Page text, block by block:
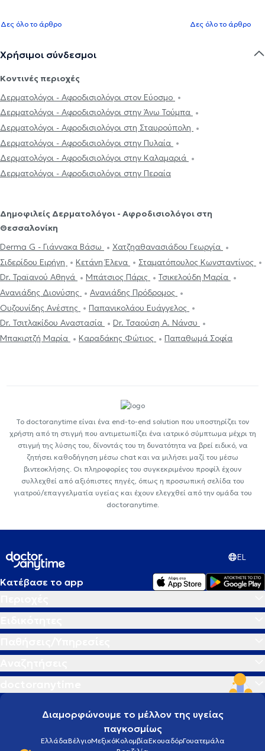
Δες όλο το άρθρο Δες όλο το άρθρο
Χρήσιμοι σύνδεσμοι
Κοντινές περιοχές
Δερματολόγοι - Αφροδισιολόγοι στον Εύοσμο
Δερματολόγοι - Αφροδισιολόγοι στην Άνω Τούμπα
Δερματολόγοι - Αφροδισιολόγοι στη Σταυρούπολη
Δερματολόγοι - Αφροδισιολόγοι στην Πυλαία
Δερματολόγοι - Αφροδισιολόγοι στην Καλαμαριά
Δερματολόγοι - Αφροδισιολόγοι στην Περαία
Δημοφιλείς Δερματολόγοι - Αφροδισιολόγοι στη
Θεσσαλονίκη
Derma G - Γιάννακα Βάσω
Χατζηαθανασιάδου Γεωργία
Σιδερίδου Ειρήνη
Κετάνη Έλενα
Σταματόπουλος Κωνσταντίνος
Dr. Τραϊανού Αθηνά
Μπάτσιος Πάρις
Τσικελούδη Μαρία
Ανανιάδης Διονύσης
Ανανιάδης Πρόδρομος
Ουζουνίδης Ανέστης
Παπανικολάου Ευάγγελος
Dr. Τσιτλακίδου Αναστασία
Dr. Τσαούση A. Νάνσυ
Μπακιρτζή Μαρία
Καραδάκης Φώτιος Παπαθωμά Σοφία
Το doctoranytime είναι ένα end-to-end solution που υποστηρίζει τον
χρήστη από τη στιγμή που αντιμετωπίζει ένα ιατρικό σύμπτωμα μέχρι τη
στιγμή της λύσης του, δίνοντάς του τη δυνατότητα να βρεί ειδικό, να
ζητήσει καθοδήγηση μέσω chat και να μιλήσει μαζί του μέσω
βιντεοκλήσης. Οι πληροφορίες του συγκεκριμένου προφίλ έχουν
συλλεχθεί από αξιόπιστες πηγές, όπως η προσωπική σελίδα του
γιατρού/επαγγελματία υγείας και έχουν ελεγχθεί από την ομάδα του
doctoranytime.
EL
Κατέβασε το app
Διαμορφώνουμε το μέλλον της υγείας
παγκοσμίως
ΕλλάδαΒέλγιοΜεξικόΚολομβίαΕκουαδόρΓουατεμάλα